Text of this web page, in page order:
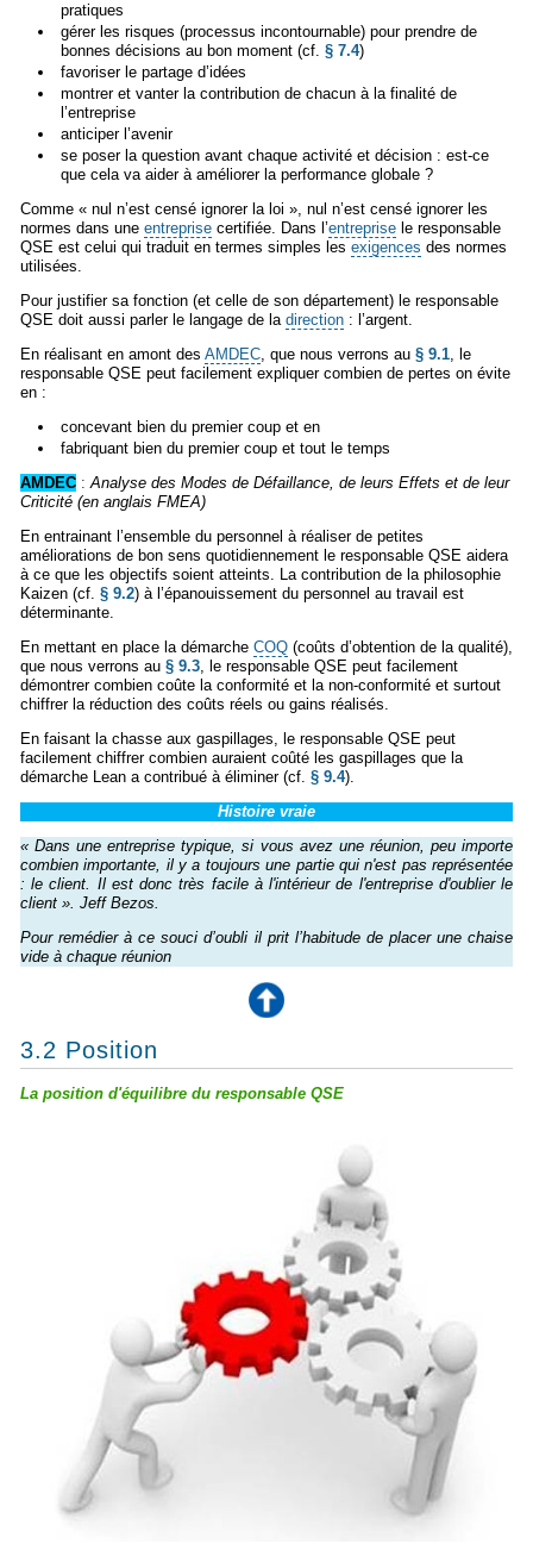
pratiques
gérer les risques (processus incontournable) pour prendre de
bonnes décisions au bon moment (cf. § 7.4)
favoriser le partage d’idées
montrer et vanter la contribution de chacun à la finalité de
l’entreprise
anticiper l’avenir
se poser la question avant chaque activité et décision : est-ce
que cela va aider à améliorer la performance globale ?
Comme « nul n’est censé ignorer la loi », nul n’est censé ignorer les
normes dans une entreprise certifiée. Dans l’entreprise le responsable
QSE est celui qui traduit en termes simples les exigences des normes
utilisées.
Pour justifier sa fonction (et celle de son département) le responsable
QSE doit aussi parler le langage de la direction : l’argent.
En réalisant en amont des AMDEC, que nous verrons au § 9.1, le
responsable QSE peut facilement expliquer combien de pertes on évite
en :
concevant bien du premier coup et en
fabriquant bien du premier coup et tout le temps
AMDEC :Analyse des Modes de Défaillance, de leurs Effets et de leur
Criticité (en anglais FMEA)
En entrainant l’ensemble du personnel à réaliser de petites
améliorations de bon sens quotidiennement le responsable QSE aidera
à ce que les objectifs soient atteints. La contribution de la philosophie
Kaizen (cf. § 9.2) à l’épanouissement du personnel au travail est
déterminante.
En mettant en place la démarche COQ (coûts d’obtention de la qualité),
que nous verrons au § 9.3, le responsable QSE peut facilement
démontrer combien coûte la conformité et la non-conformité et surtout
chiffrer la réduction des coûts réels ou gains réalisés.
En faisant la chasse aux gaspillages, le responsable QSE peut
facilement chiffrer combien auraient coûté les gaspillages que la
démarche Lean a contribué à éliminer (cf. § 9.4).
Histoire vraie
« Dans une entreprise typique, si vous avez une réunion, peu importe
combien importante, il y a toujours une partie qui n'est pas représentée
: le client. Il est donc très facile à l'intérieur de l'entreprise d'oublier le
client ». Jeff Bezos.
Pour remédier à ce souci d’oubli il prit l’habitude de placer une chaise
vide à chaque réunion
3.2 Position
La position d'équilibre du responsable QSE